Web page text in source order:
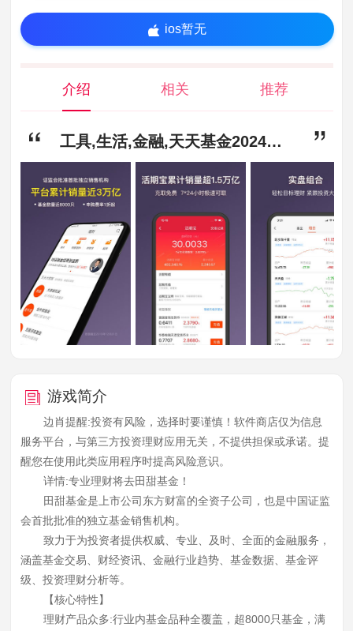
ios暂无
介绍 相关 推荐
工具,生活,金融,天天基金2024版app下载-天天基金2024版安卓版下载6.6.11
游戏简介
边肖提醒:投资有风险，选择时要谨慎！软件商店仅为信息
服务平台，与第三方投资理财应用无关，不提供担保或承诺。提
醒您在使用此类应用程序时提高风险意识。
详情:专业理财将去田甜基金！
田甜基金是上市公司东方财富的全资子公司，也是中国证监
会首批批准的独立基金销售机构。
致力于为投资者提供权威、专业、及时、全面的金融服务，
涵盖基金交易、财经资讯、金融行业趋势、基金数据、基金评
级、投资理财分析等。
【核心特性】
理财产品众多:行业内基金品种全覆盖，超8000只基金，满